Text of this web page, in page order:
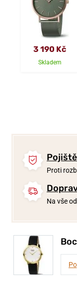
3 190 Kč
Skladem
Proti
Na vše